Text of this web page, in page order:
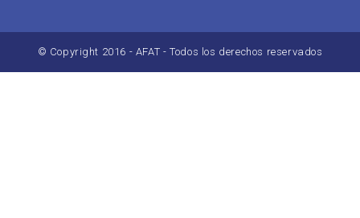
© Copyright 2016 - AFAT - Todos los derechos reservados